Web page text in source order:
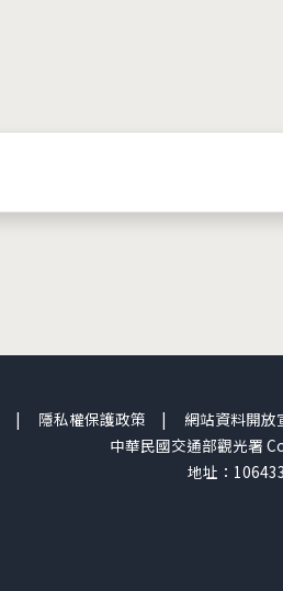
| 隱私權保護政策 | 網站資料開放
中華民國交通部觀光署
地址：